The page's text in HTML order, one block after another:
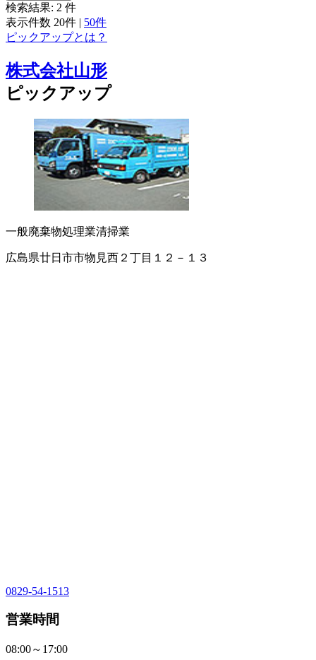
検索結果: 2 件
表示件数 20件 | 50件
ピックアップとは？
株式会社山形
ピックアップ
一般廃棄物処理業清掃業
広島県廿日市市物見西２丁目１２－１３
0829-54-1513
営業時間
08:00～17:00